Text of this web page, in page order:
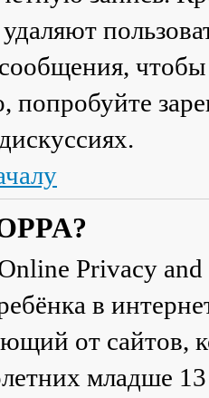
попробуйте
Privacy
в
от сайтов,
младше 13